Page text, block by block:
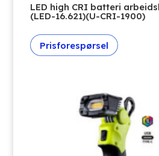
LED high CRI batteri
(LED-16.621)(U-CRI-1900)
Prisforespørsel